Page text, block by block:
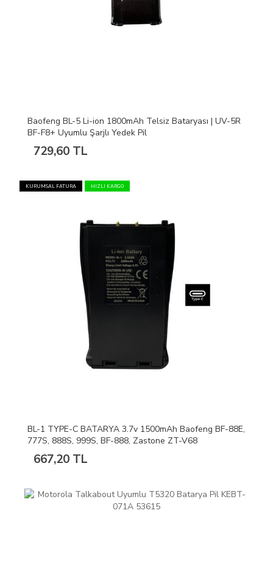
Baofeng BL-5 Li-ion 1800mAh Telsiz Bataryası | UV-5R
BF-F8+ Uyumlu Şarjlı Yedek Pil
729,60 TL
KURUMSAL FATURA HIZLI KARGO
BL-1 TYPE-C BATARYA 3.7v 1500mAh Baofeng BF-88E,
777S, 888S, 999S, BF-888, Zastone ZT-V68
667,20 TL